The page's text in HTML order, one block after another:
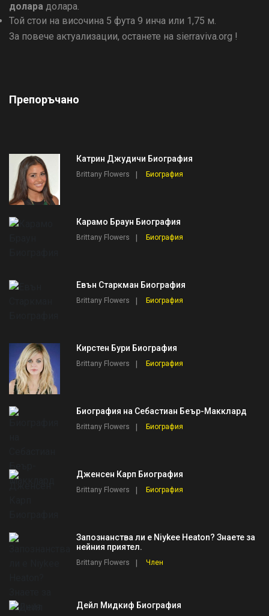
долара долара.
Той стои на височина 5 фута 9 инча или 1,75 м.
За повече актуализации, останете на sierraviva.org !
Препоръчано
Катрин Джудичи Биография
Brittany Flowers Биография
Карамо Браун Биография
Brittany Flowers Биография
Евън Старкман Биография
Brittany Flowers Биография
Кирстен Бури Биография
Brittany Flowers Биография
Биография на Себастиан Беър-Макклард
Brittany Flowers Биография
Дженсен Карп Биография
Brittany Flowers Биография
Запознанства ли е Niykee Heaton? Знаете за
нейния приятел.
Brittany Flowers Член
Дейл Мидкиф Биография